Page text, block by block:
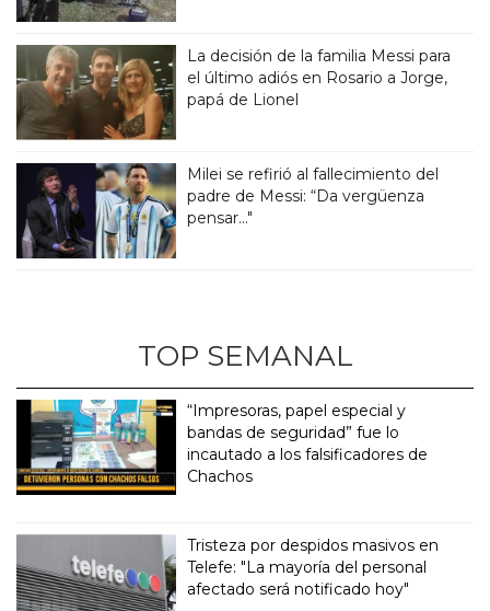
La decisión de la familia Messi para
el último adiós en Rosario a Jorge,
papá de Lionel
Milei se refirió al fallecimiento del
padre de Messi: “Da vergüenza
pensar..."
TOP SEMANAL
“Impresoras, papel especial y
bandas de seguridad” fue lo
incautado a los falsificadores de
Chachos
Tristeza por despidos masivos en
Telefe: "La mayoría del personal
afectado será notificado hoy"